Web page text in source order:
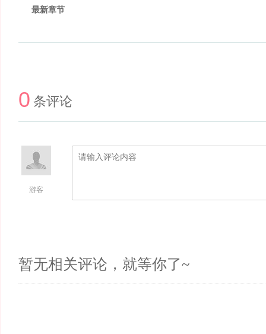
最新章节
0 条评论
游客
暂无相关评论，就等你了~